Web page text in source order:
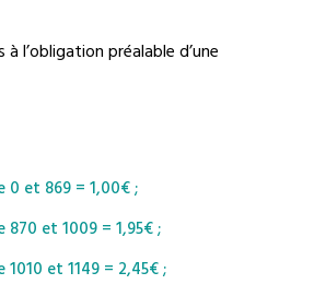
l’obligation préalable d’une
et 869 = 1,00€ ;
et 1009 = 1,95€ ;
et 1149 = 2,45€ ;